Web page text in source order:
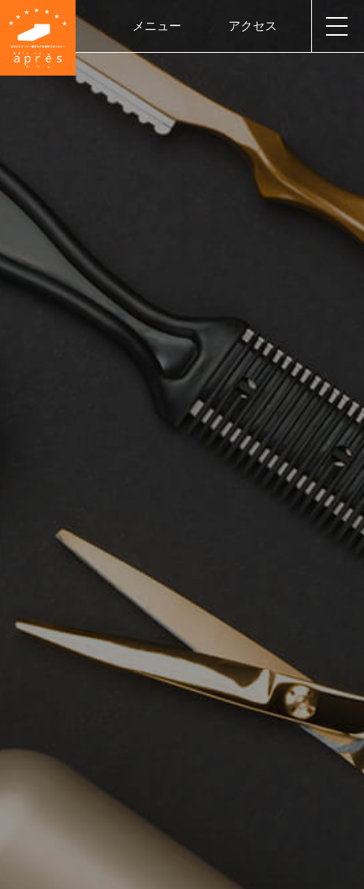
メニュー アクセス